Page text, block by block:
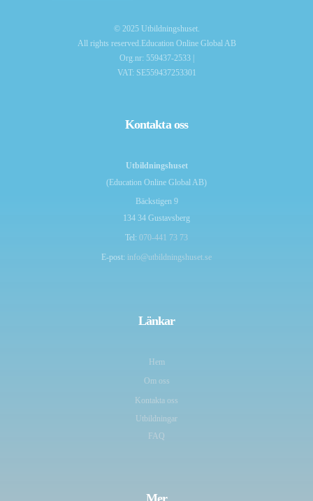
© 2025 Utbildningshuset.
All rights reserved.Education Online Global AB
Org.nr: 559437-2533 |
VAT: SE559437253301
Kontakta oss
Utbildningshuset
(Education Online Global AB)
Bäckstigen 9
134 34 Gustavsberg
Tel: 070-441 73 73
E-post: info@utbildningshuset.se
Länkar
Hem
Om oss
Kontakta oss
Utbildningar
FAQ
Mer